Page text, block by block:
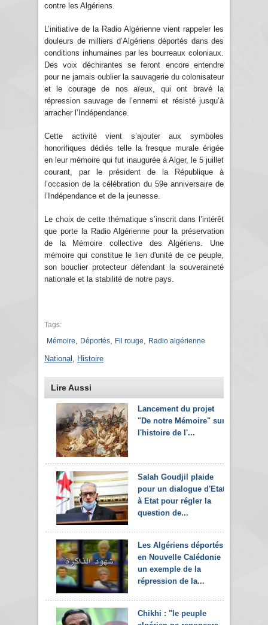
contre les Algériens.
L’initiative de la Radio Algérienne vient rappeler les
douleurs de milliers d’Algériens déportés dans des
conditions inhumaines par les bourreaux coloniaux.
Des voix déchirantes se feront encore entendre
pour ne jamais oublier la sauvagerie du colonisateur
et le courage de nos aïeux, qui ont bravé la
répression sauvage de l’ennemi et résisté jusqu’à
arracher l’Indépendance.
Cette activité vient s’ajouter aux symboles
honorifiques dédiés telle la fresque murale érigée
en leur mémoire qui fut inaugurée à Alger, le 5 juillet
courant, par le président de la République à
l’occasion de la célébration du 59e anniversaire de
l’Indépendance et de la jeunesse.
Le choix de cette thématique s’inscrit dans l’intérêt
que porte la Radio Algérienne pour la préservation
de la Mémoire collective des Algériens. Une
mémoire qui constitue le lien d'unité de ce peuple,
son bouclier protecteur défendant la souveraineté
nationale et la stabilité de notre pays.
Tags:
Mémoire
Déportés Fil rouge Radio algérienne
National Histoire
Lire Aussi
Lancement du projet
"De notre Mémoire" sur
l'histoire de l'...
Salah Goudjil plaide
pour un dialogue d'Etat
à Etat pour régler la
question de...
Les Algériens déportés
en Nouvelle Calédonie :
un exemple de la
répression de la...
Chikhi : "le peuple